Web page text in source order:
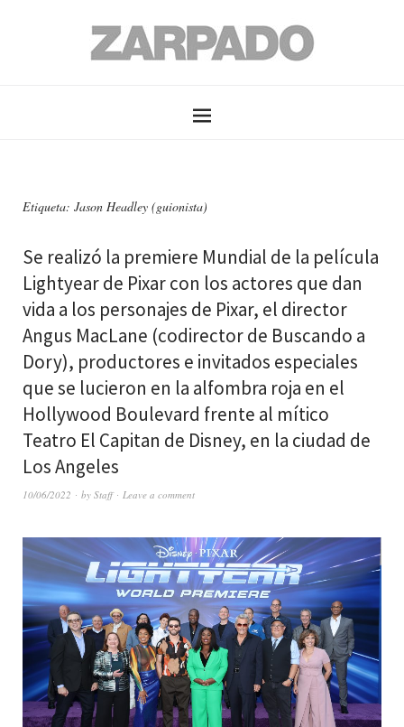
Etiqueta: Jason Headley (guionista)
Se realizó la premiere Mundial de la película
Lightyear de Pixar con los actores que dan
vida a los personajes de Pixar, el director
Angus MacLane (codirector de Buscando a
Dory), productores e invitados especiales
que se lucieron en la alfombra roja en el
Hollywood Boulevard frente al mítico
Teatro El Capitan de Disney, en la ciudad de
Los Angeles
10/06/2022 by Staff Leave a comment